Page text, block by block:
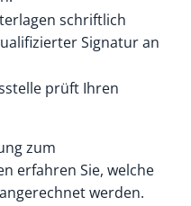
schriftlich
Signatur an
prüft Ihren
zum
erfahren Sie, welche
werden.